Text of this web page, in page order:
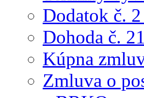
Dodatok č.
Dohoda č.
Kúpna
Zmluva o